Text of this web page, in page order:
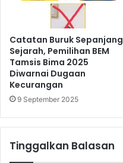
Catatan Buruk Sepanjang
Sejarah, Pemilihan BEM
Tamsis Bima 2025
Diwarnai Dugaan
Kecurangan
9 September 2025
Tinggalkan Balasan